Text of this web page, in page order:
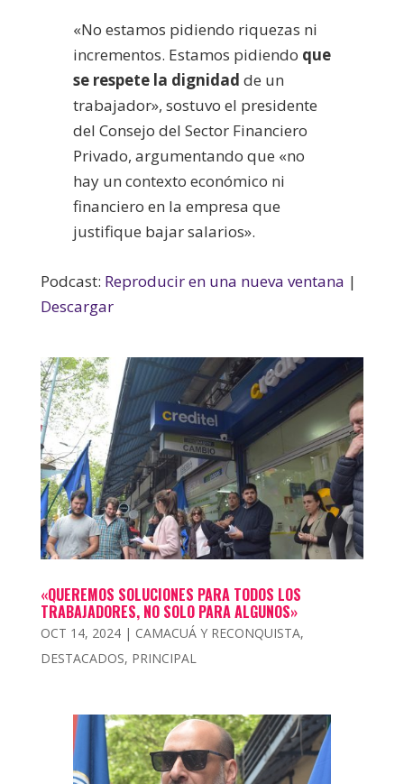
«No estamos pidiendo riquezas ni
incrementos. Estamos pidiendo que
se respete la dignidad de un
trabajador», sostuvo el presidente
del Consejo del Sector Financiero
Privado, argumentando que «no
hay un contexto económico ni
financiero en la empresa que
justifique bajar salarios».
Podcast: Reproducir en una nueva ventana |
Descargar
«QUEREMOS SOLUCIONES PARA TODOS LOS
TRABAJADORES, NO SOLO PARA ALGUNOS»
OCT 14, 2024| CAMACUÁ Y RECONQUISTA,
DESTACADOS, PRINCIPAL